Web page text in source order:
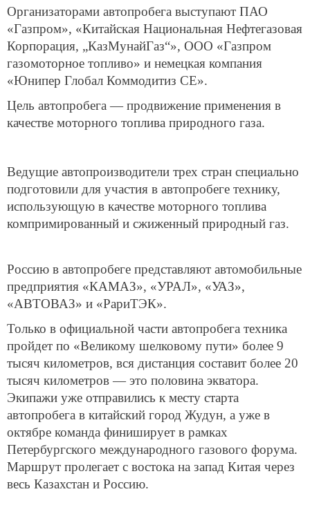
Организаторами автопробега выступают ПАО
«Газпром», «Китайская Национальная Нефтегазовая
Корпорация, „КазМунайГаз“», ООО «Газпром
газомоторное топливо» и немецкая компания
«Юнипер Глобал Коммодитиз СЕ».
Цель автопробега — продвижение применения в
качестве моторного топлива природного газа.
Ведущие автопроизводители трех стран специально
подготовили для участия в автопробеге технику,
использующую в качестве моторного топлива
компримированный и сжиженный природный газ.
Россию в автопробеге представляют автомобильные
предприятия «КАМАЗ», «УРАЛ», «УАЗ»,
«АВТОВАЗ» и «РариТЭК».
Только в официальной части автопробега техника
пройдет по «Великому шелковому пути» более 9
тысяч километров, вся дистанция составит более 20
тысяч километров — это половина экватора.
Экипажи уже отправились к месту старта
автопробега в китайский город Жудун, а уже в
октябре команда финиширует в рамках
Петербургского международного газового форума.
Маршрут пролегает с востока на запад Китая через
весь Казахстан и Россию.